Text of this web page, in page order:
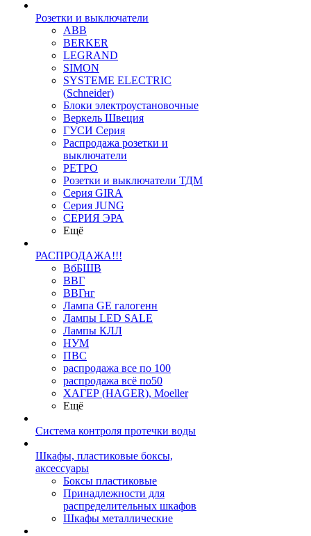
Розетки и выключатели
ABB
BERKER
LEGRAND
SIMON
SYSTEME ELECTRIC
(Schneider)
Блоки электроустановочные
Веркель Швеция
ГУСИ Серия
Распродажа розетки и
выключатели
РЕТРО
Розетки и выключатели ТДМ
Серия GIRA
Серия JUNG
СЕРИЯ ЭРА
Ещё
РАСПРОДАЖА!!!
ВбБШВ
ВВГ
ВВГнг
Лампа GE галогенн
Лампы LED SALE
Лампы КЛЛ
НУМ
ПВС
распродажа все по 100
распродажа всё по50
ХАГЕР (HAGER), Moeller
Ещё
Система контроля протечки воды
Шкафы, пластиковые боксы,
аксессуары
Боксы пластиковые
Принадлежности для
распределительных шкафов
Шкафы металлические